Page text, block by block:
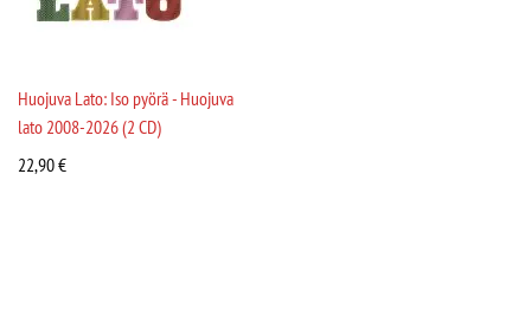
Huojuva Lato: Iso pyörä - Huojuva
lato 2008-2026 (2 CD)
22,90€